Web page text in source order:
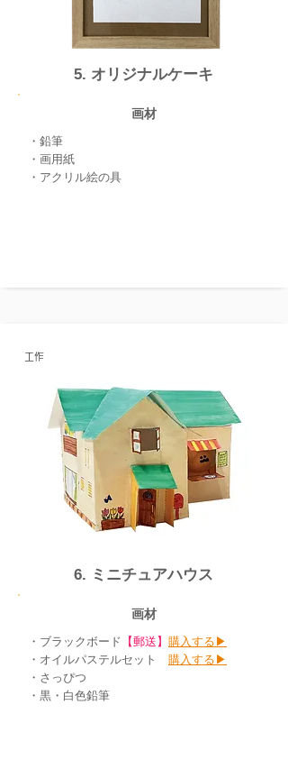
​5. オリジナルケーキ
画材
・鉛筆
・画用紙
・アクリル絵の具
工作
​6. ミニチュアハウス
画材
・ブラックボード 【郵送】 購入する▶︎
・オイルパステルセット 購入する▶︎
・さっぴつ
・黒・白色鉛筆